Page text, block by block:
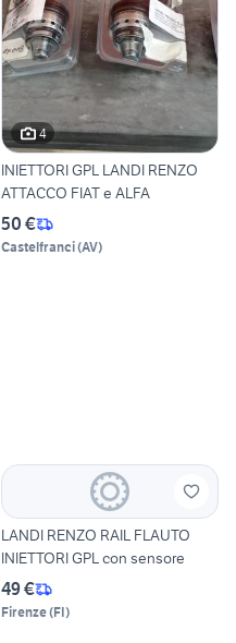
4
INIETTORI GPL LANDI RENZO
ATTACCO FIAT e ALFA
50 €
Castelfranci(AV)
LANDI RENZO RAIL FLAUTO
INIETTORI GPL con sensore
49 €
Firenze(FI)